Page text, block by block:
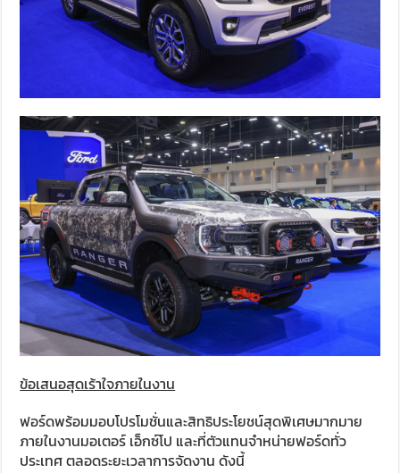
ข้อเสนอสุดเร้าใจภายในงาน
ฟอร์ดพร้อมมอบโปรโมชั่นและสิทธิประโยชน์สุดพิเศษมากมาย
ภายในงานมอเตอร์ เอ็กซ์โป และที่ตัวแทนจำหน่ายฟอร์ดทั่ว
ประเทศ ตลอดระยะเวลาการจัดงาน ดังนี้